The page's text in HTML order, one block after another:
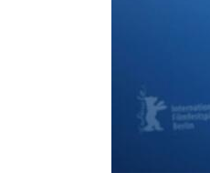
Vikings Und
Druck Auf Lions…